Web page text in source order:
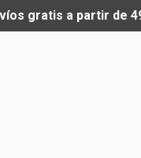
gratis a partir de